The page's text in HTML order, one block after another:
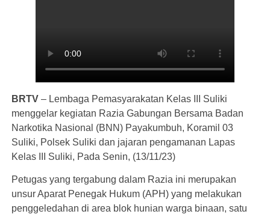
BRTV – Lembaga Pemasyarakatan Kelas III Suliki
menggelar kegiatan Razia Gabungan Bersama Badan
Narkotika Nasional (BNN) Payakumbuh, Koramil 03
Suliki, Polsek Suliki dan jajaran pengamanan Lapas
Kelas III Suliki, Pada Senin, (13/11/23)
Petugas yang tergabung dalam Razia ini merupakan
unsur Aparat Penegak Hukum (APH) yang melakukan
penggeledahan di area blok hunian warga binaan, satu